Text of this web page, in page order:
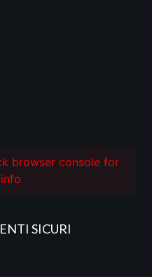
browser console for
SICURI